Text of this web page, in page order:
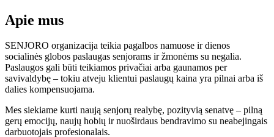
Apie mus
SENJORO organizacija teikia pagalbos namuose ir dienos
socialinės globos paslaugas senjorams ir žmonėms su negalia.
Paslaugos gali būti teikiamos privačiai arba gaunamos per
savivaldybę – tokiu atveju klientui paslaugų kaina yra pilnai arba iš
dalies kompensuojama.
Mes siekiame kurti naują senjorų realybę, pozityvią senatvę – pilną
gerų emocijų, naujų hobių ir nuoširdaus bendravimo su neabejingais
darbuotojais profesionalais.